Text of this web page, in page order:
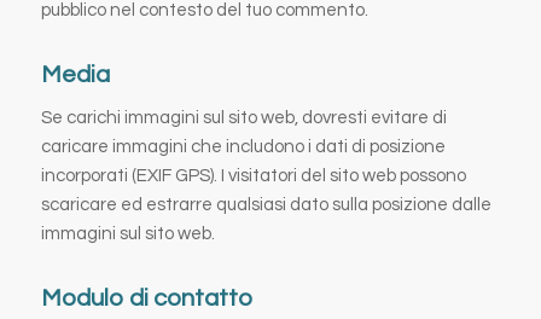
pubblico nel contesto del tuo commento.
Media
Se carichi immagini sul sito web, dovresti evitare di
caricare immagini che includono i dati di posizione
incorporati (EXIF GPS). I visitatori del sito web possono
scaricare ed estrarre qualsiasi dato sulla posizione dalle
immagini sul sito web.
Modulo di contatto